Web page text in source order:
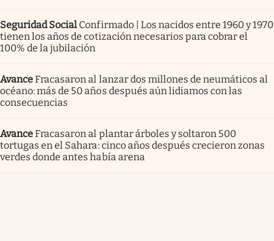
Seguridad Social Confirmado | Los nacidos entre 1960 y 1970
tienen los años de cotización necesarios para cobrar el
100% de la jubilación
AvanceFracasaron al lanzar dos millones de neumáticos al
océano: más de 50 años después aún lidiamos con las
consecuencias
AvanceFracasaron al plantar árboles y soltaron 500
tortugas en el Sahara: cinco años después crecieron zonas
verdes donde antes había arena